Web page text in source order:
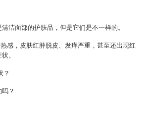
洁面部的护肤品，但是它们是不一样的。
感，皮肤红肿脱皮、发痒严重，甚至还出现红
。
？
？